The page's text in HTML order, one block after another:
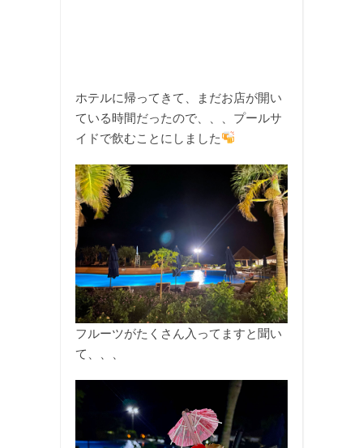
ホテルに帰ってきて、まだお店が開い
ている時間だったので、、、プールサ
イドで飲むことにしました
フルーツがたくさん入ってますと聞い
て、、、